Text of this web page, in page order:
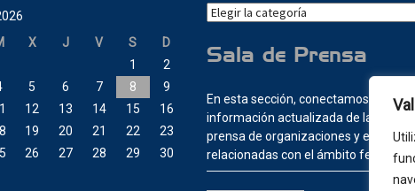
X J V S
D
1
2
5 6 7 8
9
12 13 14 15
16
19 20 21 22
23
26 27 28 29 30
Categorías
Sala de Prensa
En esta sección, conectamos con la
información actualizada de las salas
prensa de organizaciones y
relacionadas con el ámbito